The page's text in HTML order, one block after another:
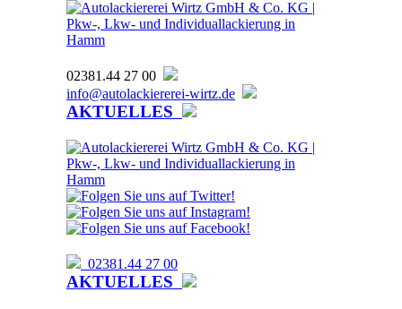
02381.44 27 00
info@autolackiererei-wirtz.de
AKTUELLES
02381.44 27 00
AKTUELLES